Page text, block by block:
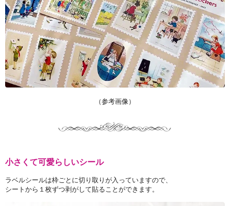
（参考画像）
小さくて可愛らしいシール
ラベルシールは枠ごとに切り取りが入っていますので、
シートから１枚ずつ剥がして貼ることができます。